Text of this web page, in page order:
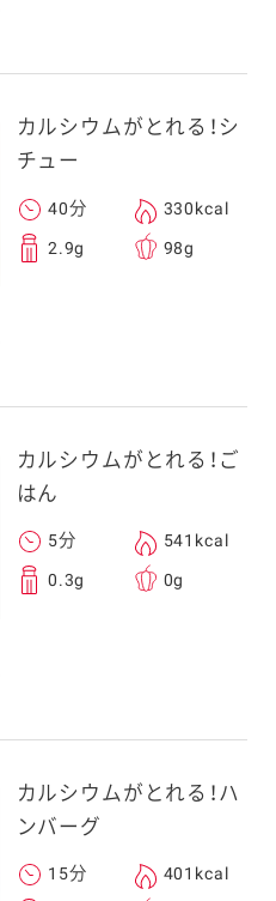
カルシウムがとれる！シ
チュー
40分 330kcal
2.9g 98g
カルシウムがとれる！ご
はん
5分 541kcal
0.3g 0g
カルシウムがとれる！ハ
ンバーグ
15分 401kcal